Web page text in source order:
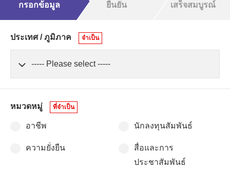
กรอกข้อมูล ยืนยัน เสร็จสมบูรณ์
ประเทศ / ภูมิภาค จำเป็น
หมวดหมู่ ที่จำเป็น
อาชีพ นักลงทุนสัมพันธ์
ความยั่งยืน
สื่อและการ
ประชาสัมพันธ์